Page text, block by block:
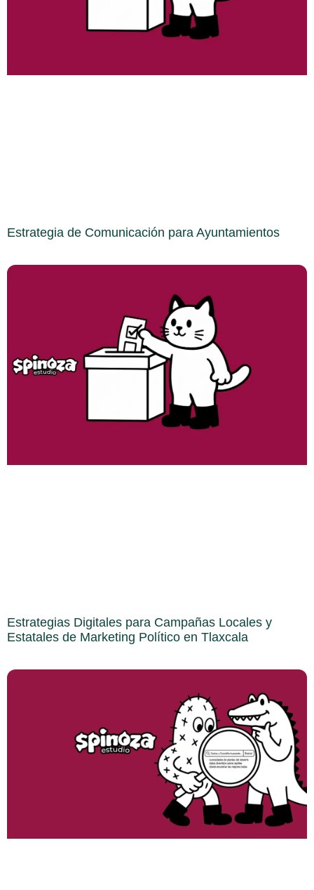
Estrategia de Comunicación para Ayuntamientos
Estrategias Digitales para Campañas Locales y
Estatales de Marketing Político en Tlaxcala